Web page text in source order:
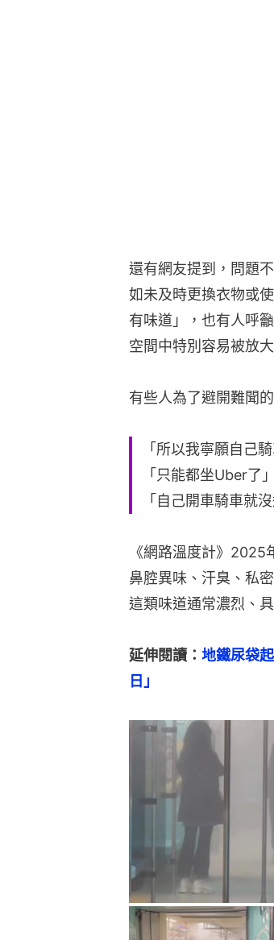
還有網友提到，問題
如未及時更換衣物或
有味道」，也有人呼
空間中特別容易被放大
有些人為了避開難聞
「所以我寧願自己
「只能都坐Uber了」
「自己開車騎車就
《網路溫度計》
鼻腔異味、汗臭、私
這類味道通常濃烈、
延伸閱讀： 地鐵尿袋
日」